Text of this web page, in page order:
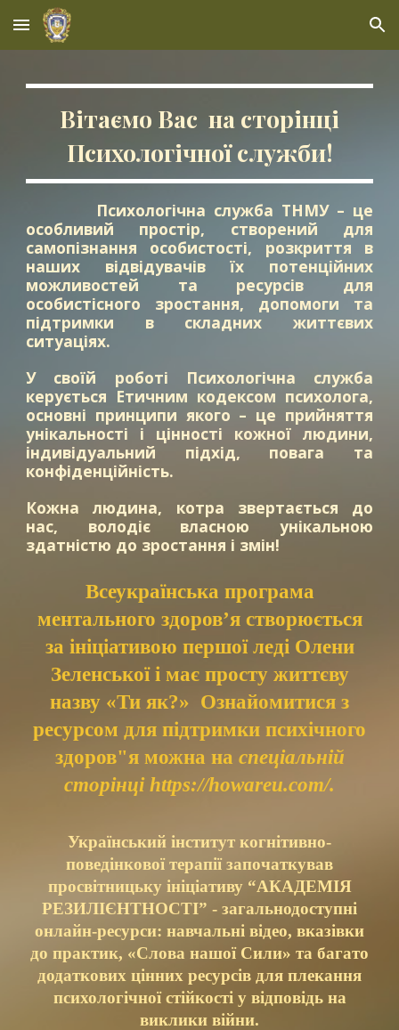
Skip to main content Skip to navigation
Вітаємо Вас на сторінці
Психологічної служби!
Психологічна служба ТНМУ – це
особливий простір, створений для
самопізнання особистості, розкриття в
наших відвідувачів їх потенційних
можливостей та ресурсів для
особистісного зростання, допомоги та
підтримки в складних життєвих
ситуаціях.
У своїй роботі
Психологічна служба
керується Етичним кодексом психолога,
основні принципи якого – це прийняття
унікальності і цінності кожної людини,
індивідуальний підхід, повага та
конфіденційність.
Кожна людина, котра звертається до
нас, володіє власною унікальною
здатністю до зростання і змін!
Всеукраїнська програма
ментального здоров’я створюється
за ініціативою першої леді Олени
Зеленської і має просту життєву
назву «Ти як?» Ознайомитися з
ресурсом для підтримки психічного
здоров"я можна на спеціальній
сторінці https://howareu.com/.
Український інститут когнітивно-
поведінкової терапіїзапочаткував
просвітницьку ініціативу “АКАДЕМІЯ
РЕЗИЛІЄНТНОСТІ” - загальнодоступні
онлайн-ресурси: навчальні відео, вказівки
до практик, «Слова нашої Сили» та багато
додаткових цінних ресурсів для плекання
психологічної стійкості у відповідь на
виклики війни.